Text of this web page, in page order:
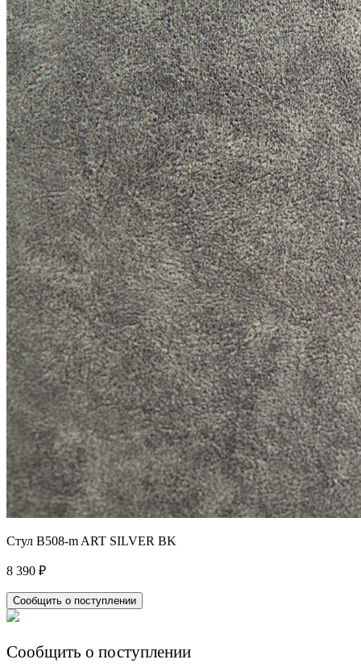
Стул B508-m ART SILVER BK
8 390 ₽
Сообщить о поступлении
Сообщить о поступлении